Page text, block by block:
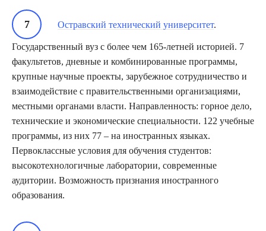
Остравский технический университет.
Государственный вуз с более чем 165-летней историей. 7
факультетов, дневные и комбинированные программы,
крупные научные проекты, зарубежное сотрудничество и
взаимодействие с правительственными организациями,
местными органами власти. Направленность: горное дело,
технические и экономические специальности. 122 учебные
программы, из них 77 – на иностранных языках.
Первоклассные условия для обучения студентов:
высокотехнологичные лаборатории, современные
аудитории. Возможность признания иностранного
образования.